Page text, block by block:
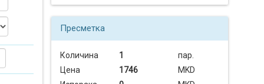
Пресметка
Количина 1
пар.
Цена
1746
MKD